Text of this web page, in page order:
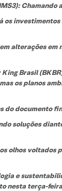
Chamando
os
alterações em
King Brasil
os planos
do documento
soluções
olhos voltados
e
nesta terça-feira